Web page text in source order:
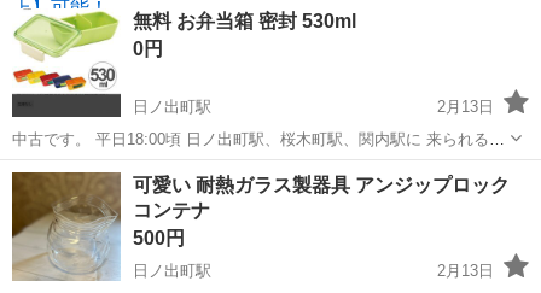
無料 お弁当箱 密封 530ml
0円
日ノ出町駅
2月13日
中古です。 平日18:00頃 日ノ出町駅、桜木町駅、関内駅に 来られる方
ご連絡お待ちしております。 他の地域でも 対応できるところもありま
す。 ご相談ください。
神奈川 横浜市 日ノ出町駅 食器 弁当箱
可愛い 耐熱ガラス製器具 アンジップロック
コンテナ
500円
日ノ出町駅
2月13日